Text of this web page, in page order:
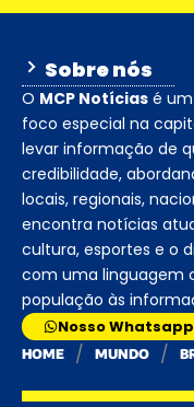
Sobre nós
O MCP Notícias é
foco especial na
levar informação de
credibilidade,
locais, regionais,
encontra notícias
cultura, esportes e o
com uma linguagem
população às
Nosso Whatsapp
HOME MUNDO